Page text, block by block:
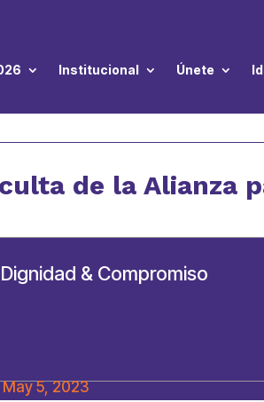
Institucional Únete
de la Alianza
Dignidad & Compromiso
May 5, 2023